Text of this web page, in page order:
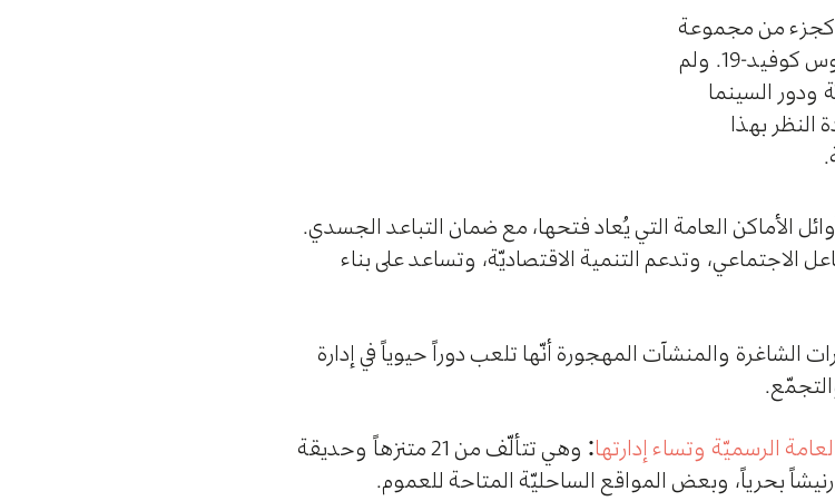
كجزء من مجموعة
أوسع من التدابير في محاولة للحدّ من خطر انتقال عدوى فيروس كوفيد-19. ولم
ودور السينما
النظر بهذا
الأماكن العامة التي يُعاد فتحها، مع ضمان التباعد الجسدي.
الاجتماعي، وتدعم التنمية الاقتصاديّة، وتساعد على بناء
الذي وقع في 4 آب، أثبتت العقارات الشاغرة والمنشآت المهجورة أنّها تلعب دوراً حيوياً في إدارة
الرسميّة وتساء إدارتها
: وهي تتألّف من 21 متنزهاً وحديقة
بحرياً، وبعض المواقع الساحليّة المتاحة للعموم.